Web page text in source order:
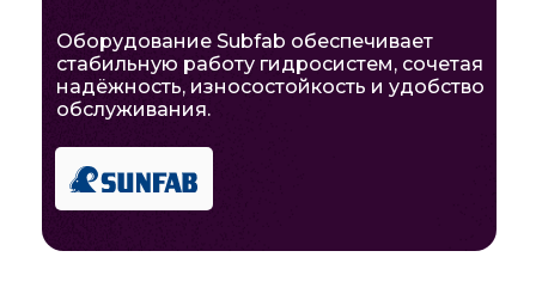
Оборудование Subfab обеспечивает
стабильную работу гидросистем, сочетая
надёжность, износостойкость и удобство
обслуживания.